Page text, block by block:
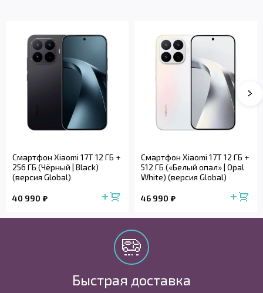
Смартфон Xiaomi 17T 12 ГБ +
256 ГБ (Чёрный | Black)
(версия Global)
40 990
Смартфон Xiaomi 17T 12 ГБ +
512 ГБ («Белый опал» | Opal
White) (версия Global)
46 990
Быстрая доставка